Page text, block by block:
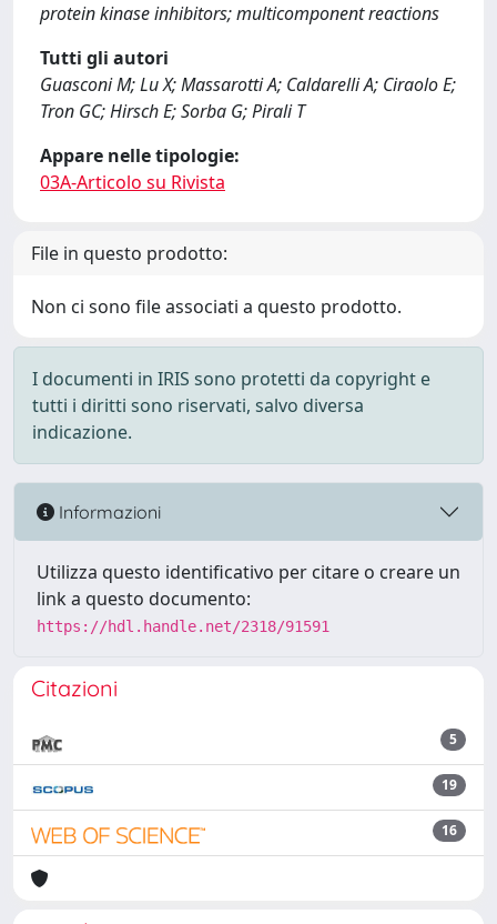
protein kinase inhibitors; multicomponent reactions
Tutti gli autori
Guasconi M; Lu X; Massarotti A; Caldarelli A; Ciraolo E;
Tron GC; Hirsch E; Sorba G; Pirali T
Appare nelle tipologie:
03A-Articolo su Rivista
File in questo prodotto:
Non ci sono file associati a questo prodotto.
I documenti in IRIS sono protetti da copyright e
tutti i diritti sono riservati, salvo diversa
indicazione.
Informazioni
Utilizza questo identificativo per citare o creare un
link a questo documento:
https://hdl.handle.net/2318/91591
Citazioni
5
19
16